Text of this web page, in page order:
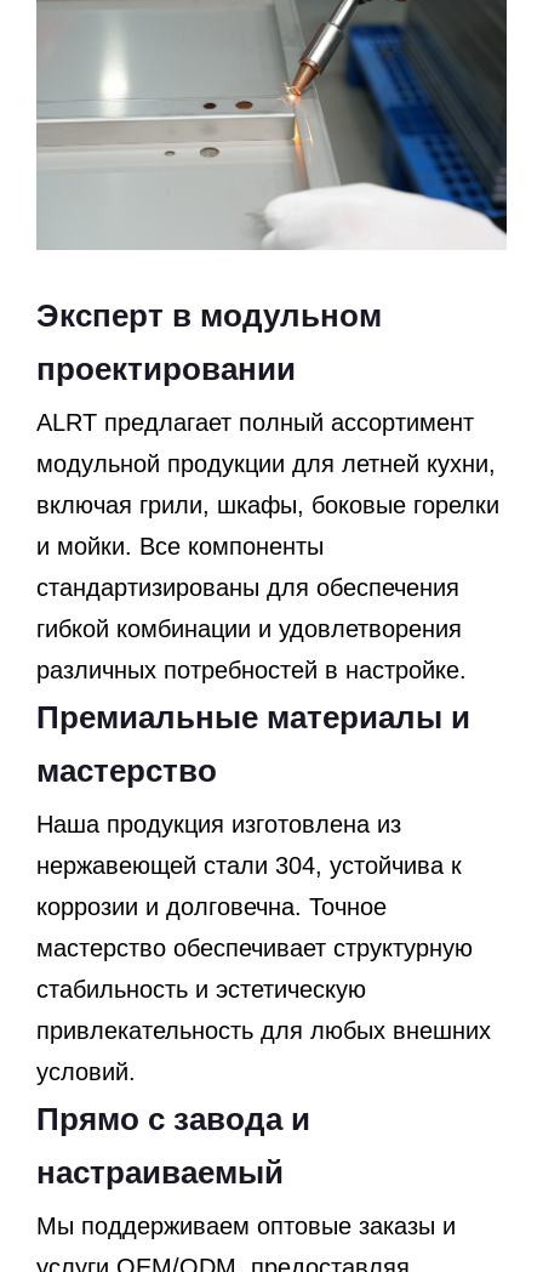
Эксперт в модульном
проектировании
ALRT предлагает полный ассортимент
модульной продукции для летней кухни,
включая грили, шкафы, боковые горелки
и мойки. Все компоненты
стандартизированы для обеспечения
гибкой комбинации и удовлетворения
различных потребностей в настройке.
Премиальные материалы и
мастерство
Наша продукция изготовлена ​​из
нержавеющей стали 304, устойчива к
коррозии и долговечна. Точное
мастерство обеспечивает структурную
стабильность и эстетическую
привлекательность для любых внешних
условий.
Прямо с завода и
настраиваемый
Мы поддерживаем оптовые заказы и